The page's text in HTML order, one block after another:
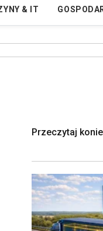
& IT
Przeczytaj